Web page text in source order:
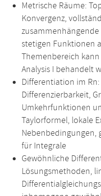
Metrische Räume:
Konvergenz,
stetigen Funktionen
Themenbereich
Analysis I behandelt
Differentiation im
Differenzierbarkeit,
Umkehrfunktionen
Taylorformel, lokale
Nebenbedingungen,
für Integrale
Gewöhnliche
Lösungsmethoden,